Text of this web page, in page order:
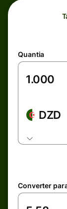
Quantia
DZD
Converter